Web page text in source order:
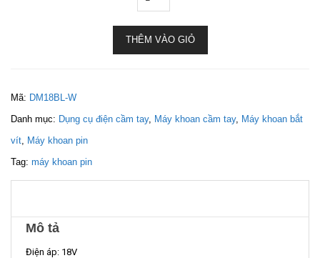
THÊM VÀO GIỎ
Mã: DM18BL-W
Danh mục: Dụng cụ điện cầm tay, Máy khoan cầm tay, Máy khoan bắt
vít, Máy khoan pin
Tag: máy khoan pin
Mô tả
Điện áp: 18V